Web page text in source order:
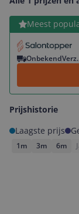
Meest
Onbekend
Bekijk product
Prijshistorie
Laagste prijs
1m 3m 6m